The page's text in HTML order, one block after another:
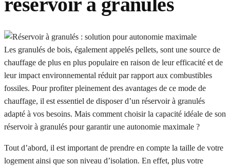
Les granulés de bois, également appelés pellets, sont une source de
chauffage de plus en plus populaire en raison de leur efficacité et de
leur impact environnemental réduit par rapport aux combustibles
fossiles. Pour profiter pleinement des avantages de ce mode de
chauffage, il est essentiel de disposer d’un réservoir à granulés
adapté à vos besoins. Mais comment choisir la capacité idéale de son
réservoir à granulés pour garantir une autonomie maximale ?
Tout d’abord, il est important de prendre en compte la taille de votre
logement ainsi que son niveau d’isolation. En effet, plus votre